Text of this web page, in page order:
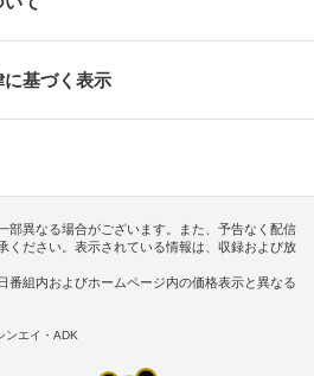
基づく表示
部異なる場合がございます。また、予告なく配信
ください。表示されている情報は、収録および放
番組内およびホームページ内の価格表示と異なる
ンエイ・ADK